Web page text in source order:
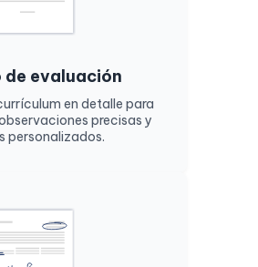
de evaluación
en detalle para
precisas y
personalizados.